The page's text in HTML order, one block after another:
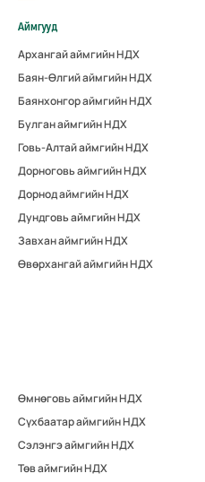
Аймгууд
Архангай аймгийн НДХ
Баян-Өлгий аймгийн НДХ
Баянхонгор аймгийн НДХ
Булган аймгийн НДХ
Говь-Алтай аймгийн НДХ
Дорноговь аймгийн НДХ
Дорнод аймгийн НДХ
Дундговь аймгийн НДХ
Завхан аймгийн НДХ
Өвөрхангай аймгийн НДХ
Өмнөговь аймгийн НДХ
Сүхбаатар аймгийн НДХ
Сэлэнгэ аймгийн НДХ
Төв аймгийн НДХ